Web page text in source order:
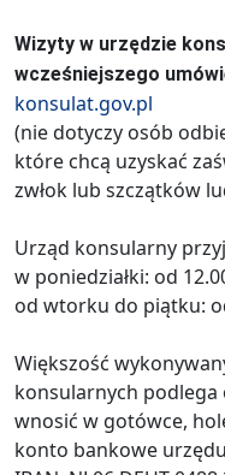
Wizyty w urzędzie
wcześniejszego
konsulat.gov.pl
(nie dotyczy osób
które chcą uzyskać
zwłok lub szczątków
Urząd konsularny
w poniedziałki: od
od wtorku do piątku:
Większość
konsularnych podlega
wnosić w gotówce,
konto bankowe